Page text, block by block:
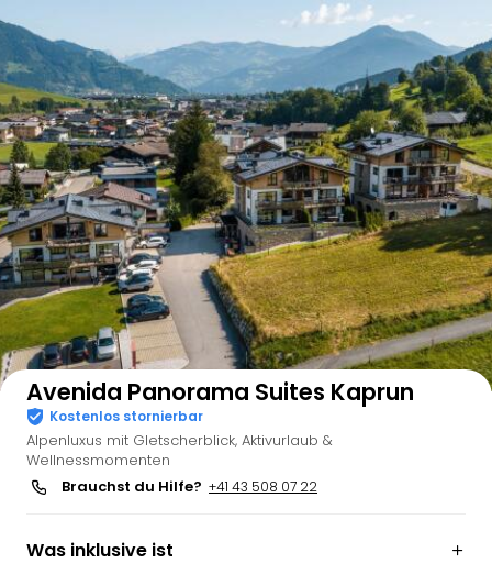
Auf der Karte anzeigen
Avenida Panorama Suites Kaprun
Kostenlos stornierbar
Alpenluxus mit Gletscherblick, Aktivurlaub &
Wellnessmomenten
Brauchst du Hilfe? +41 43 508 07 22
Was inklusive ist